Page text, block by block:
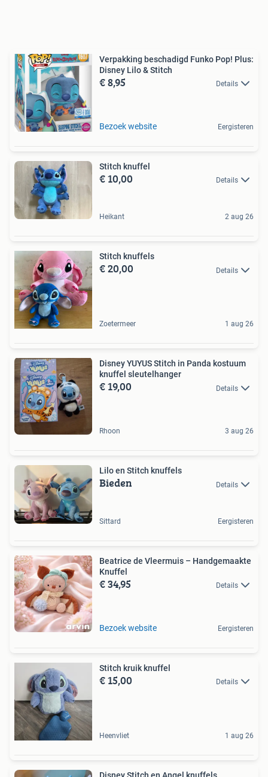
Verpakking beschadigd Funko Pop! Plus:
Disney Lilo & Stitch
€ 8,95 Details
Bezoek website Eergisteren
Stitch knuffel
€ 10,00 Details
Heikant 2 aug 26
Stitch knuffels
€ 20,00 Details
Zoetermeer 1 aug 26
Disney YUYUS Stitch in Panda kostuum
knuffel sleutelhanger
€ 19,00 Details
Rhoon 3 aug 26
Lilo en Stitch knuffels
Bieden Details
Sittard Eergisteren
Beatrice de Vleermuis – Handgemaakte
Knuffel
€ 34,95 Details
Bezoek website Eergisteren
Stitch kruik knuffel
€ 15,00 Details
Heenvliet 1 aug 26